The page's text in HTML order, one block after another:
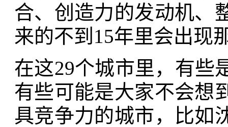
合、创造力的发动机、
来的不到15年里会出现
在这29个城市里，有些
有些可能是大家不会想
具竞争力的城市，比如